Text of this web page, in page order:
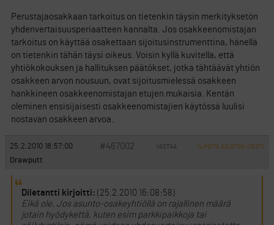
Perustajaosakkaan tarkoitus on tietenkin täysin merkityksetön
yhdenvertaisuusperiaatteen kannalta. Jos osakkeenomistajan
tarkoitus on käyttää osakettaan sijoitusinstrumenttina, hänellä
on tietenkin tähän täysi oikeus. Voisin kyllä kuvitella, että
yhtiökokouksen ja hallituksen päätökset, jotka tähtäävät yhtiön
osakkeen arvon nousuun, ovat sijoitusmielessä osakkeen
hankkineen osakkeenomistajan etujen mukaisia. Kentän
oleminen ensisijaisesti osakkeenomistajien käytössä luulisi
nostavan osakkeen arvoa.
25.2.2010 18:57:00 #467002 VASTAA ILMOITA ASIATON VIESTI
Drawputt
Diletantti kirjoitti: (25.2.2010 16:08:58)
Eikä ole. Jos asunto-osakeyhtiöllä on rajallinen määrä
jotain hyödykettä, kuten esim parkkipaikkoja tai